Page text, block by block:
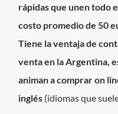
rápidas que unen todo
costo promedio de 50
Tiene la ventaja de
venta en la Argentina,
animan a comprar on
inglés (idiomas que